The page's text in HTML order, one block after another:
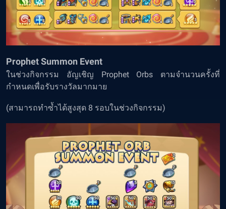
Prophet Summon Event
ในช่วงกิจกรรม อัญเชิญ Prophet Orbs ตามจำนวนครั้งที่
กำหนดเพื่อรับรางวัลมากมาย
(สามารถทำซ้ำได้สูงสุด 8 รอบในช่วงกิจกรรม)